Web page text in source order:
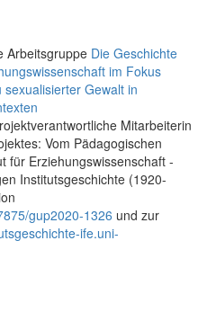
Arbeitsgruppe Die Geschichte
im Fokus
Gewalt in
Mitarbeiterin
Vom Pädagogischen
für Erziehungswissenschaft -
Institutsgeschichte (1920-
gup2020-1326 und zur
ife.uni-